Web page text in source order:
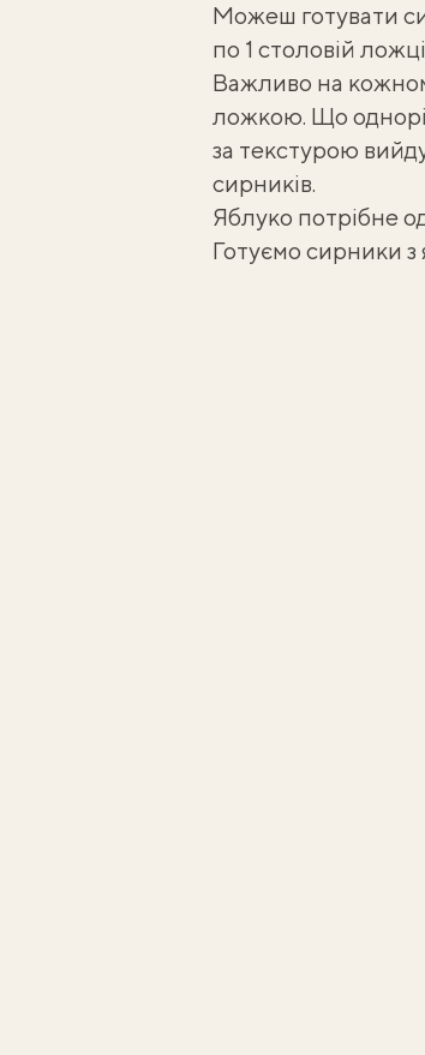
Можеш готувати
по 1 столовій
Важливо на
ложкою. Що
за текстурою
сирників.
Яблуко потрібне
Готуємо сирники з